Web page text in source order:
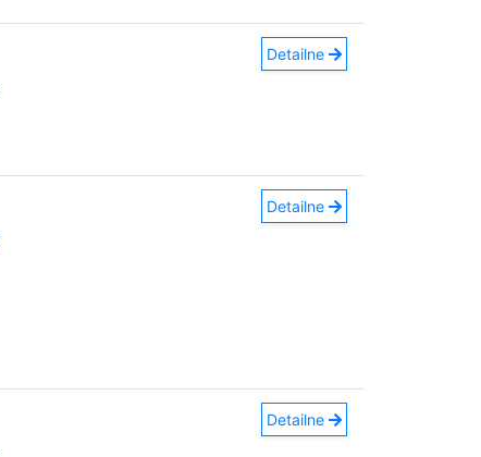
Detailne
Detailne
Detailne